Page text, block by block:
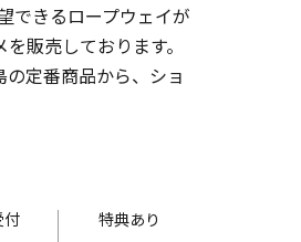
できるロープウェイが
販売しております。
定番商品から、ショ
付 特典あり